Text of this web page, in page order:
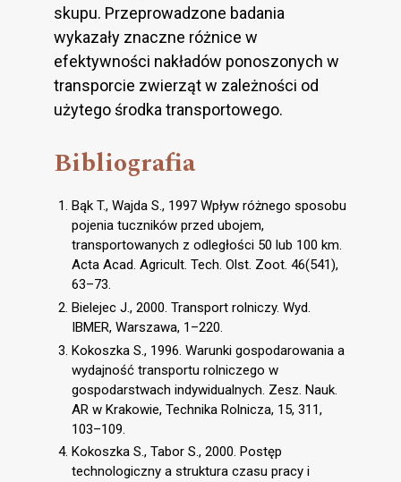
skupu. Przeprowadzone badania
wykazały znaczne różnice w
efektywności nakładów ponoszonych w
transporcie zwierząt w zależności od
użytego środka transportowego.
Bibliografia
Bąk T., Wajda S., 1997 Wpływ różnego sposobu
pojenia tuczników przed ubojem,
transportowanych z odległości 50 lub 100 km.
Acta Acad. Agricult. Tech. Olst. Zoot. 46(541),
63–73.
Bielejec J., 2000. Transport rolniczy. Wyd.
IBMER, Warszawa, 1–220.
Kokoszka S., 1996. Warunki gospodarowania a
wydajność transportu rolniczego w
gospodarstwach indywidualnych. Zesz. Nauk.
AR w Krakowie, Technika Rolnicza, 15, 311,
103–109.
Kokoszka S., Tabor S., 2000. Postęp
technologiczny a struktura czasu pracy i